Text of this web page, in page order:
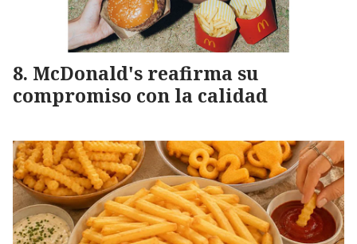
McDonald's reafirma su
compromiso con la calidad